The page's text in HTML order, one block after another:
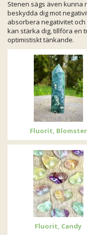
Stenen sägs även kunna
beskydda dig mot
absorbera negativitet
kan stärka dig, tillföra en
optimistiskt tänkande.
Fluorit, Blomster
Fluorit, Candy